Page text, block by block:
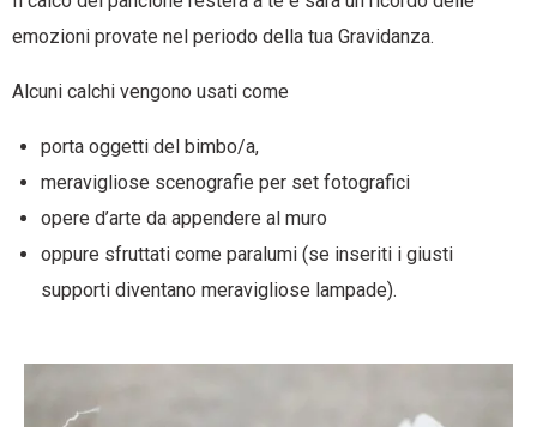
emozioni provate nel periodo della tua Gravidanza.
Alcuni calchi vengono usati come
porta oggetti del bimbo/a,
meravigliose scenografie per set fotografici
opere d’arte da appendere al muro
oppure sfruttati come paralumi (se inseriti i giusti
supporti diventano meravigliose lampade).